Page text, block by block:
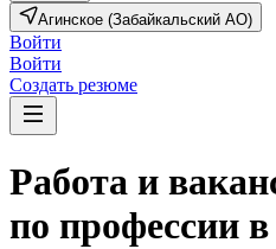
Агинское (Забайкальский АО)
Войти
Войти
Создать резюме
Работа и
по профессии